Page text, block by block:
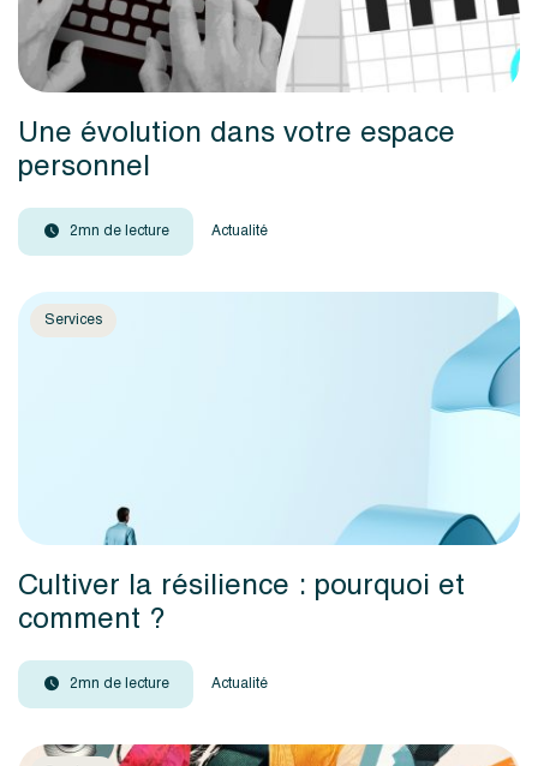
Une évolution dans votre espace
personnel
2mn de lecture Actualité
Services
Cultiver la résilience : pourquoi et
comment ?
2mn de lecture Actualité